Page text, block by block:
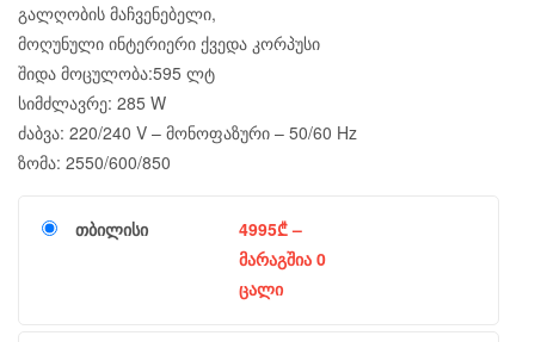
გალღობის მაჩვენებელი,
მოღუნული ინტერიერი ქვედა კორპუსი
შიდა მოცულობა:595 ლტ
სიმძლავრე: 285 W
ძაბვა: 220/240 V – მონოფაზური – 50/60 Hz
ზომა: 2550/600/850
თბილისი 4995₾–
მარაგშია 0
ცალი